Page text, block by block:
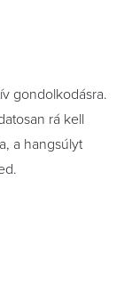
gondolkodásra.
rá kell
a hangsúlyt